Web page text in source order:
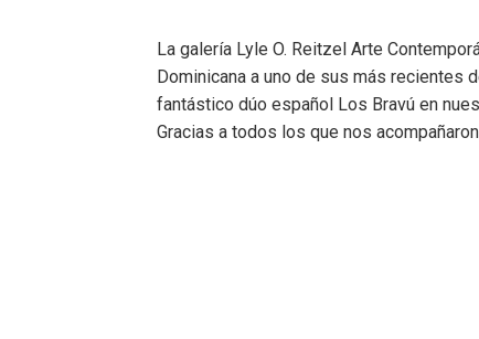
La galería Lyle O. Reitzel Arte
Dominicana a uno de sus más recientes
fantástico dúo español Los Bravú en
Gracias a todos los que nos